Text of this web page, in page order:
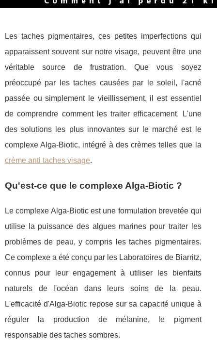
Les taches pigmentaires, ces petites imperfections qui
apparaissent souvent sur notre visage, peuvent être une
véritable source de frustration. Que vous soyez
préoccupé par les taches causées par le soleil, l'acné
passée ou simplement le vieillissement, il est essentiel
de comprendre comment les traiter efficacement. L'une
des solutions les plus innovantes sur le marché est le
complexe Alga-Biotic, intégré à des crèmes telles que la
crème anti taches visage.
Qu'est-ce que le complexe Alga-Biotic ?
Le complexe Alga-Biotic est une formulation brevetée qui
utilise la puissance des algues marines pour traiter les
problèmes de peau, y compris les taches pigmentaires.
Ce complexe a été conçu par les Laboratoires de Biarritz,
connus pour leur engagement à utiliser les bienfaits
naturels de l'océan dans leurs soins de la peau.
L'efficacité d'Alga-Biotic repose sur sa capacité unique à
réguler la production de mélanine, le pigment
responsable des taches sombres.